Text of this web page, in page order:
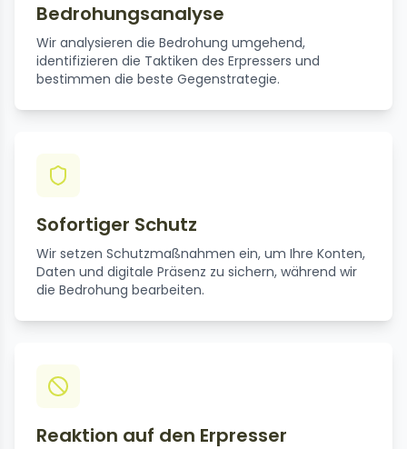
Bedrohungsanalyse
Wir analysieren die Bedrohung umgehend,
identifizieren die Taktiken des Erpressers und
bestimmen die beste Gegenstrategie.
Sofortiger Schutz
Wir setzen Schutzmaßnahmen ein, um Ihre Konten,
Daten und digitale Präsenz zu sichern, während wir
die Bedrohung bearbeiten.
Reaktion auf den Erpresser